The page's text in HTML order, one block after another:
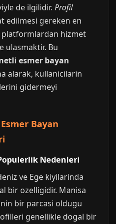
de ilgilidir. Profil
edilmesi gereken en
hizmet
ulasmaktir. Bu
esmer bayan
alarak, kullanicilarin
gidermeyi
Bayan
Nedenleri
ve Ege kiyilarinda
bir ozelligidir. Manisa
bir parcasi oldugu
genellikle dogal bir